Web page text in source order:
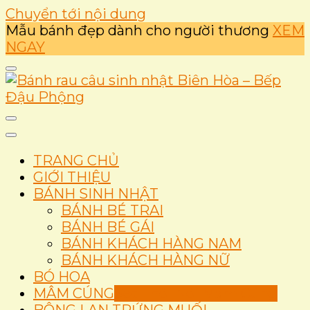
Chuyển tới nội dung
Mẫu bánh đẹp dành cho người thương XEM
NGAY
Bánh rau câu sinh nhật
Biên Hòa – Bếp Đậu
Phộng
TRANG CHỦ
GIỚI THIỆU
BÁNH SINH NHẬT
BÁNH BÉ TRAI
BÁNH BÉ GÁI
BÁNH KHÁCH HÀNG NAM
BÁNH KHÁCH HÀNG NỮ
BÓ HOA
MÂM CÚNG